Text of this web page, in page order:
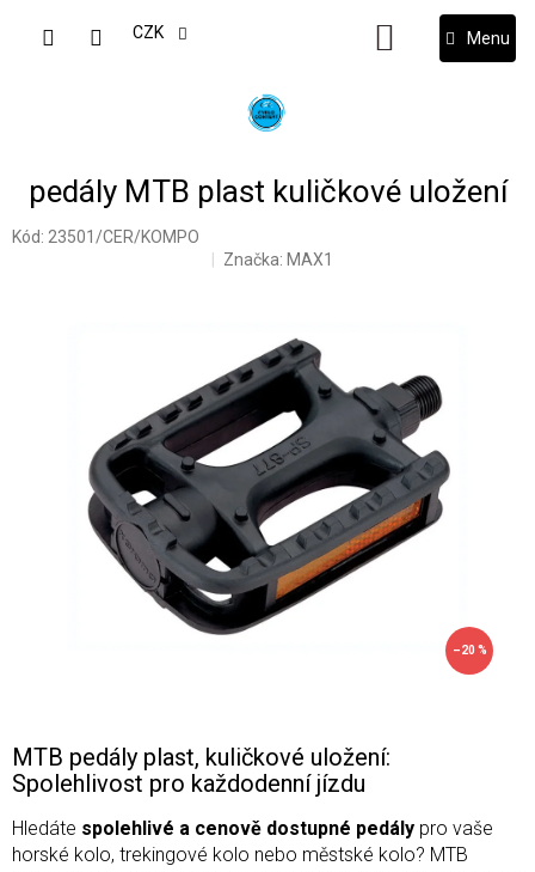
CZK
NÁKUPNÍ
KOŠÍK
pedály MTB plast kuličkové uložení
Kód: 23501/CER/KOMPO
Značka: MAX1
–20 %
MTB pedály plast, kuličkové uložení:
Spolehlivost pro každodenní jízdu
Hledáte spolehlivé a cenově dostupné pedály pro vaše
horské kolo, trekingové kolo nebo městské kolo? MTB